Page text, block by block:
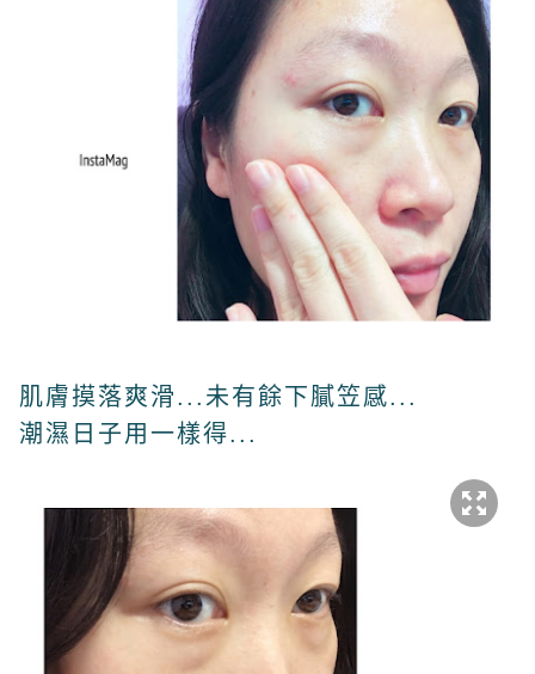
肌膚摸落爽滑...未有餘下膩笠感...
潮濕日子用一樣得...